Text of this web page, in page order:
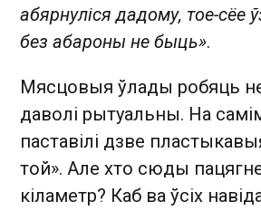
абярнуліся дадому, тое-сёе
без абароны не быць».
Мясцовыя ўлады робяць
даволі рытуальны. На
паставілі дзве
той». Але хто сюды
кіламетр? Каб ва ўсіх